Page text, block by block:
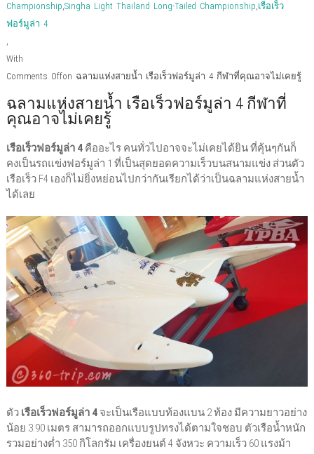
Championship,Singha Light Thailand Long-Tailed Championship,เรือเร็ว
ฟอร์มูล่า 4
,
With
Comments Offon ฉลามแห่งสายน้ำ เรือเร็วฟอร์มูล่า 4 กีฬาที่คุณอาจไม่เคยรู้
ฉลามแห่งสายน้ำ เรือเร็วฟอร์มูล่า 4 กีฬาที่
คุณอาจไม่เคยรู้
เรือเร็วฟอร์มูล่า 4คืออะไร คนทั่วไปอาจจะไม่เคยได้ยิน ที่คุ้นๆกันก็
คงเป็นรถแข่งฟอร์มูล่า 1 ที่เป็นสุดยอดความเร็วบนสนามแข่ง ส่วนตัว
เรือเร็ว F4 เองก็ไม่ยิ่งหย่อนไปกว่ากันเรียกได้ว่าเป็นฉลามแห่งสายน้ำ
ได้เลย
ตัว เรือเร็วฟอร์มูล่า 4จะเป็นเรือแบบท้องแบน 2 ท้อง มีความยาวอย่าง
น้อย 3.90 เมตร สามารถออกแบบรูปทรงได้ตามใจชอบ ตัวเรือน้ำหนัก
รวมอย่างต่ำ 350 กิโลกรัม เครื่องยนต์ 4 จังหวะ ความเร็ว 60 แรงม้า